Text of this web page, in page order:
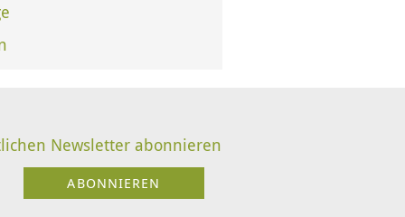
Newsletter abonnieren